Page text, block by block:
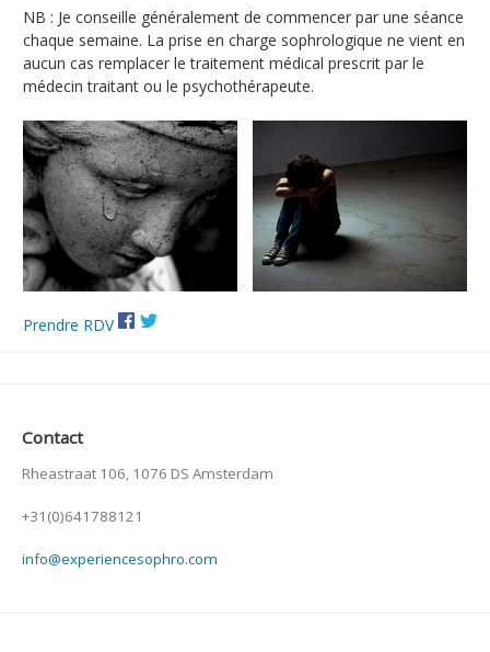
NB : Je conseille généralement de commencer par une séance
chaque semaine. La prise en charge sophrologique ne vient en
aucun cas remplacer le traitement médical prescrit par le
médecin traitant ou le psychothérapeute.
Prendre RDV
Contact
Rheastraat 106, 1076 DS Amsterdam
+31(0)641788121
info@experiencesophro.com